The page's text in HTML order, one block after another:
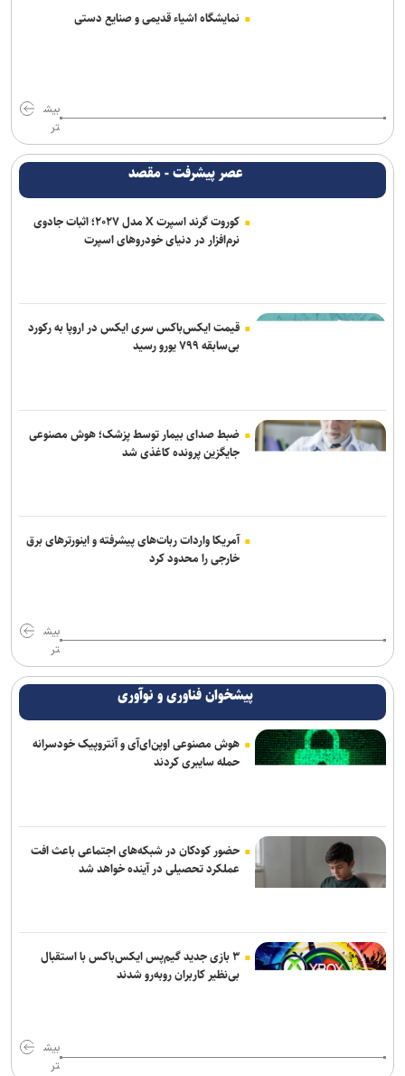
نمایشگاه اشیاء قدیمی و صنایع دستی
بیش
تر
عصر پیشرفت - مقصد
کوروت گرند اسپرت X مدل ۲۰۲۷؛ اثبات جادوی
نرم‌افزار در دنیای خودروهای اسپرت
قیمت ایکس‌باکس سری ایکس در اروپا به رکورد
بی‌سابقه ۷۹۹ یورو رسید
ضبط صدای بیمار توسط پزشک؛ هوش مصنوعی
جایگزین پرونده کاغذی شد
آمریکا واردات ربات‌های پیشرفته و اینورترهای برق
خارجی را محدود کرد
بیش
تر
پیشخوان فناوری و نوآوری
هوش مصنوعی اوپن‌ای‌آی و آنتروپیک خودسرانه
حمله سایبری کردند
حضور کودکان در شبکه‌های اجتماعی باعث افت
عملکرد تحصیلی در آینده خواهد شد
۳ بازی جدید گیم‌پس ایکس‌باکس با استقبال
بی‌نظیر کاربران روبه‌رو شدند
بیش
تر